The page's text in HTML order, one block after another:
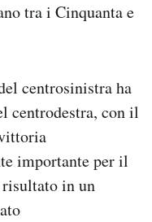
tra i Cinquanta e
centrosinistra ha
centrodestra, con il
importante per il
in un